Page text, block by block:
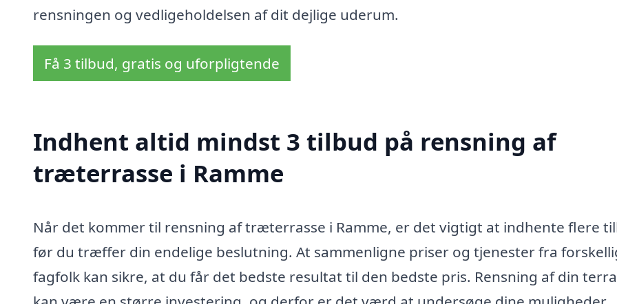
rensningen og vedligeholdelsen af dit dejlige uderum.
Få 3 tilbud, gratis og uforpligtende
Indhent altid mindst 3 tilbud på rensning af
træterrasse i Ramme
Når det kommer til rensning af træterrasse i Ramme, er det vigtigt at indhente flere
før du træffer din endelige beslutning. At sammenligne priser og tjenester fra
fagfolk kan sikre, at du får det bedste resultat til den bedste pris. Rensning af din